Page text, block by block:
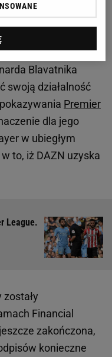
do Premier
Blavatnika
swoją działalność
Premier
dla jego
w ubiegłym
to, iż DAZN uzyska
League.
Financial
zakończona,
konieczne